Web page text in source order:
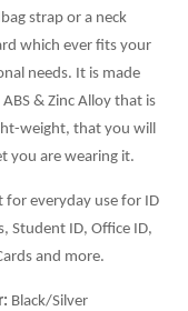
strap or a neck
which ever fits your
needs. It is made
& Zinc Alloy that is
weight, that you will
you are wearing it.
for everyday use for ID
Student ID, Office ID,
and more.
Black/Silver